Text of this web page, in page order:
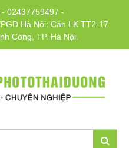
- 02437759497 -
Hà Nội: Căn LK TT2-17
Công, TP. Hà Nội.